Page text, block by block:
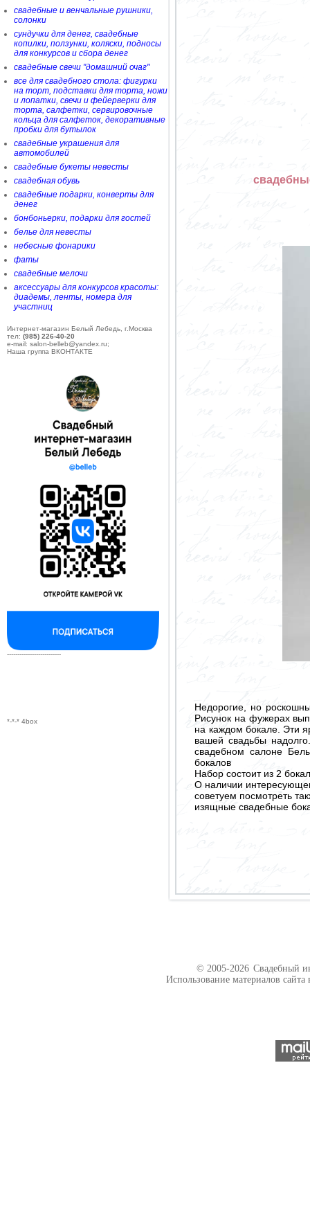
свадебные и венчальные рушники,
солонки
сундучки для денег, свадебные
копилки, ползунки, коляски, подносы
для конкурсов и сбора денег
свадебные свечи "домашний очаг"
все для свадебного стола: фигурки
на торт, подставки для торта, ножи
и лопатки, свечи и фейерверки для
торта, салфетки, сервировочные
кольца для салфеток, декоративные
пробки для бутылок
свадебные украшения для
автомобилей
свадебные букеты невесты
свадебная обувь
свадебные подарки, конверты для
денег
бонбоньерки, подарки для гостей
белье для невесты
небесные фонарики
фаты
свадебные мелочи
аксессуары для конкурсов красоты:
диадемы, ленты, номера для
участниц
Интернет-магазин Белый Лебедь, г.Москва
тел: (985) 226-40-20
e-mail: salon-belleb@yandex.ru;
Наша группа ВКОНТАКТЕ
--------------------------
*-*-* 4box
Недорогие, но
Рисунок на фужерах
на каждом бокале. Эти
вашей свадьбы
свадебном салоне
бокалов
Набор состоит из 2
О наличии
советуем посмотреть
изящные свадебные
© 2005-2026 Свадебный
Использование материалов